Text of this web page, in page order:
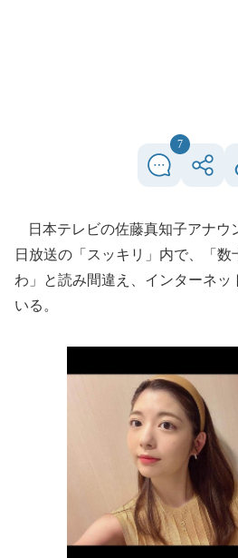
7
日本テレビの佐藤真知子アナウ
日放送の「スッキリ」内で、「数
わ」と読み間違え、インターネッ
いる。